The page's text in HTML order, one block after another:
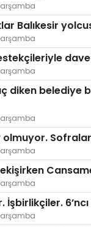
Balıkesir
diken belediye
İşbirlikçiler.